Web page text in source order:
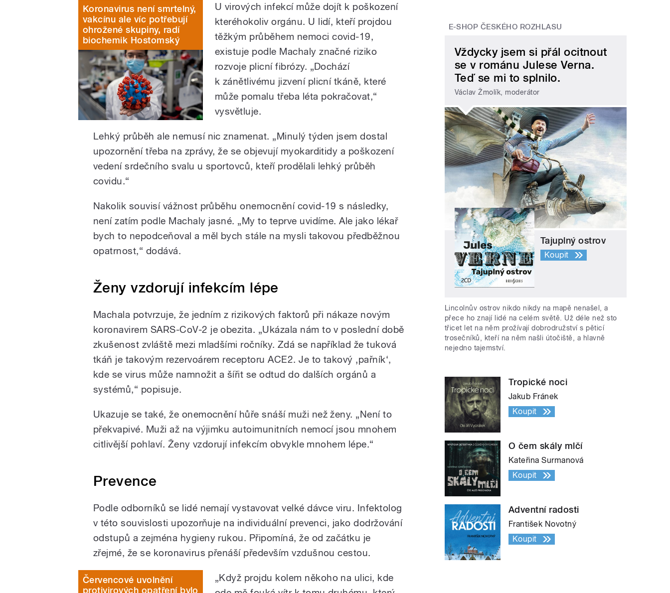
Koronavirus není smrtelný,
vakcínu ale víc potřebují
ohrožené skupiny, radí
biochemik Hostomský
U virových infekcí může dojít k poškození
kteréhokoliv orgánu. U lidí, kteří projdou
těžkým průběhem nemoci covid-19,
existuje podle Machaly značné riziko
rozvoje plicní fibrózy. „Dochází
k zánětlivému jizvení plicní tkáně, které
může pomalu třeba léta pokračovat,“
vysvětluje.
Lehký průběh ale nemusí nic znamenat. „Minulý týden jsem dostal
upozornění třeba na zprávy, že se objevují myokarditidy a poškození
vedení srdečního svalu u sportovců, kteří prodělali lehký průběh
covidu.“
Nakolik souvisí vážnost průběhu onemocnění covid-19 s následky,
není zatím podle Machaly jasné. „My to teprve uvidíme. Ale jako lékař
bych to nepodceňoval a měl bych stále na mysli takovou předběžnou
opatrnost,“ dodává.
Ženy vzdorují infekcím lépe
Machala potvrzuje, že jedním z rizikových faktorů při nákaze novým
koronavirem SARS-CoV-2 je obezita. „Ukázala nám to v poslední době
zkušenost zvláště mezi mladšími ročníky. Zdá se například že tuková
tkáň je takovým rezervoárem receptoru ACE2. Je to takový ‚pařník‘,
kde se virus může namnožit a šířit se odtud do dalších orgánů a
systémů,“ popisuje.
Ukazuje se také, že onemocnění hůře snáší muži než ženy. „Není to
překvapivé. Muži až na výjimku autoimunitních nemocí jsou mnohem
citlivější pohlaví. Ženy vzdorují infekcím obvykle mnohem lépe.“
Prevence
Podle odborníků se lidé nemají vystavovat velké dávce viru. Infektolog
v této souvislosti upozorňuje na individuální prevenci, jako dodržování
odstupů a zejména hygieny rukou. Připomíná, že od začátku je
zřejmé, že se koronavirus přenáší především vzdušnou cestou.
Červencové uvolnění
protivirových opatření bylo
„Když projdu kolem někoho na ulici, kde
E-SHOP ČESKÉHO ROZHLASU
Vždycky jsem si přál ocitnout
se v románu Julese Verna.
Teď se mi to splnilo.
Václav Žmolík, moderátor
Tajuplný ostrov
Koupit
Lincolnův ostrov nikdo nikdy na mapě nenašel, a
přece ho znají lidé na celém světě. Už déle než sto
třicet let na něm prožívají dobrodružství s pěticí
trosečníků, kteří na něm našli útočiště, a hlavně
nejedno tajemství.
Tropické noci
Jakub Fránek
Koupit
O čem skály mlčí
Kateřina Surmanová
Koupit
Adventní radosti
František Novotný
Koupit